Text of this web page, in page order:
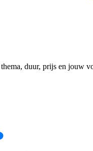
duur, prijs en jouw